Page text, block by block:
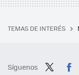
TEMAS DE INTERÉS
Síguenos